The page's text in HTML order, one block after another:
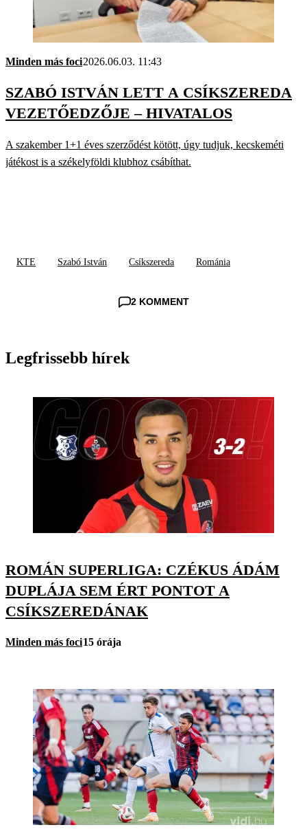
Minden más foci2026.06.03. 11:43
SZABÓ ISTVÁN LETT A CSÍKSZEREDA
VEZETŐEDZŐJE – HIVATALOS
A szakember 1+1 éves szerződést kötött, úgy tudjuk, kecskeméti
játékost is a székelyföldi klubhoz csábíthat.
KTE Szabó István Csíkszereda Románia
2 KOMMENT
Legfrissebb hírek
ROMÁN SUPERLIGA: CZÉKUS ÁDÁM
DUPLÁJA SEM ÉRT PONTOT A
CSÍKSZEREDÁNAK
Minden más foci15 órája